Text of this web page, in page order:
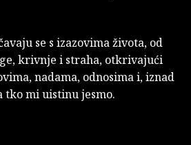
se s izazovima života, od
krivnje i straha, otkrivajući
nadama, odnosima i, iznad
tko mi uistinu jesmo.